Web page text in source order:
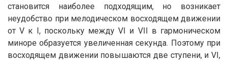
становится наиболее подходящим, но возникает
неудобство при мелодическом восходящем движении
от V к I, поскольку между VI и VII в гармоническом
миноре образуется увеличенная секунда. Поэтому при
восходящем движении повышаются две ступени, и VI,